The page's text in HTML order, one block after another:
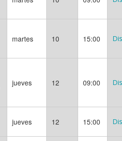
martes 10 15:00
jueves 12 09:00
jueves 12 15:00